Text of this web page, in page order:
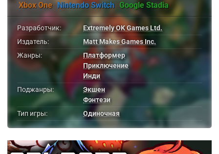
Xbox One Nintendo Switch Google Stadia
Разработчик:
Extremely OK Games Ltd.
Издатель:
Matt Makes Games Inc.
Жанры:
Платформер
Приключение
Инди
Поджанры:
Экшен
Фэнтези
Тип игры:
Одиночная